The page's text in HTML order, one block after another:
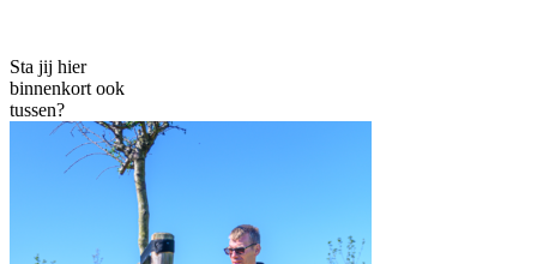
Sta jij hier
binnenkort ook
tussen?